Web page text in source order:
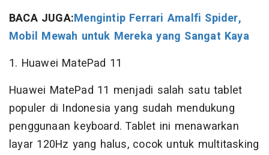
BACA JUGA:Mengintip Ferrari Amalfi Spider,
Mobil Mewah untuk Mereka yang Sangat Kaya
1. Huawei MatePad 11
Huawei MatePad 11 menjadi salah satu tablet
populer di Indonesia yang sudah mendukung
penggunaan keyboard. Tablet ini menawarkan
layar 120Hz yang halus, cocok untuk multitasking